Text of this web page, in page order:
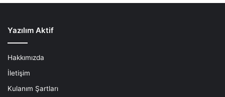
Yazılım Aktif
Hakkımızda
İletişim
Kulanım Şartları